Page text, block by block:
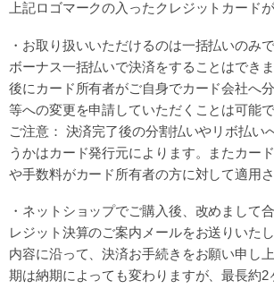
上記ロゴマークの入ったクレジットカード
・お取り扱いいただけるのは一括払いのみ
ボーナス一括払いで決済をすることはでき
後にカード所有者がご自身でカード会社へ
等への変更を申請していただくことは可能で
ご注意： 決済完了後の分割払いやリボ払い
うかはカード発行元によります。またカー
や手数料がカード所有者の方に対して適用さ
・ネットショップでご購入後、改めまして
レジット決算のご案内メールをお送りいた
内容に沿って、決済お手続きをお願い申し
期は納期によっても変わりますが、最長約2